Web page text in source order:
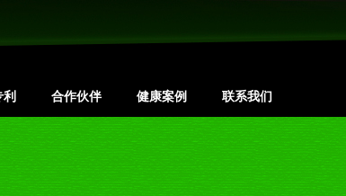
合作伙伴 健康案例 联系我们